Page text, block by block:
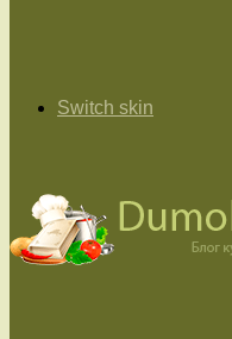
Switch skin